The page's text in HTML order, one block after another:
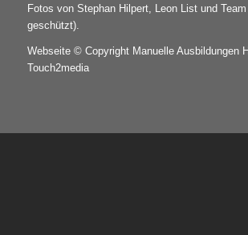
Fotos von Stephan Hilpert, Leon List und
geschützt).
Webseite © Copyright Manuelle Ausbildungen
Touch2media